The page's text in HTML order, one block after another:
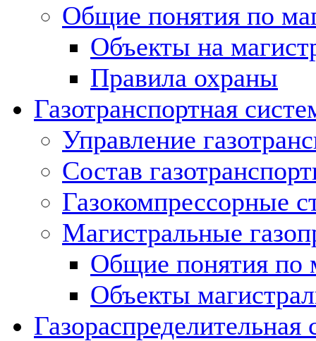
Общие понятия по
Объекты на
Правила охраны
Газотранспортная
Управление
Состав
Газокомпрессорные
Магистральные
Общие понятия по
Объекты
Газораспределительная